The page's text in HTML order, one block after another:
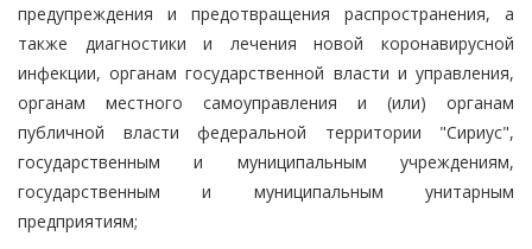
предупреждения и предотвращения распространения, а
также диагностики и лечения новой коронавирусной
инфекции, органам государственной власти и управления,
органам местного самоуправления и (или) органам
публичной власти федеральной территории "Сириус",
государственным и муниципальным учреждениям,
государственным и муниципальным унитарным
предприятиям;